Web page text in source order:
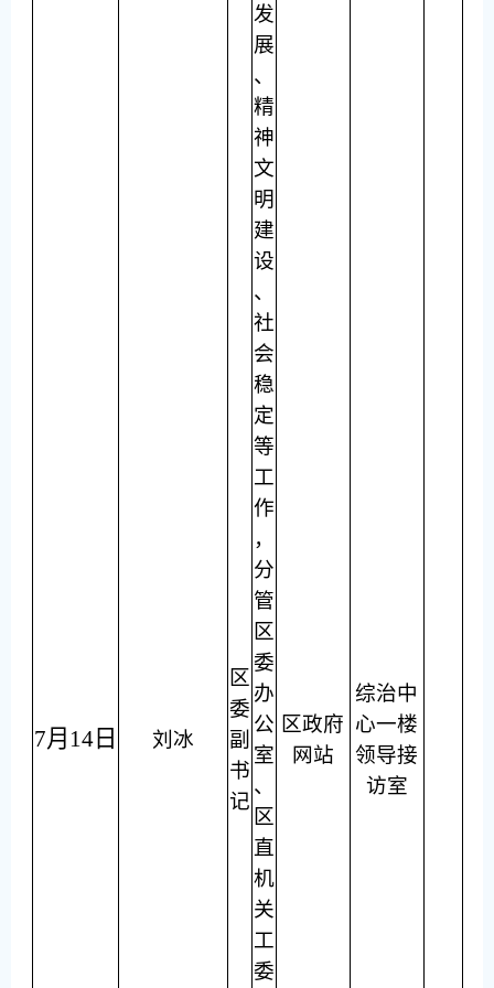
7月14日 刘冰
区
委
副
书
记
发
展
、
精
神
文
明
建
设
、
社
会
稳
定
等
工
作
，
分
管
区
委
办
公
室
、
区
直
机
关
工
委
区政府
网站
综治中
心一楼
领导接
访室